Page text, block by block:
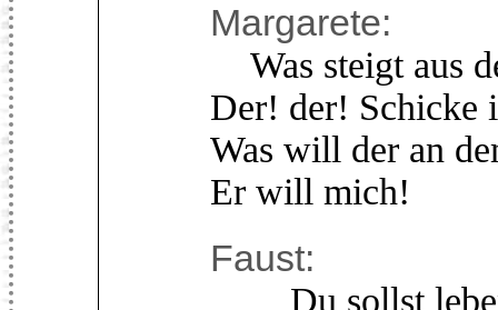
Margarete:
Was steigt aus
Der! der! Schicke
Was will der an
Er will mich!
Faust:
Du sollst